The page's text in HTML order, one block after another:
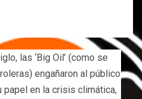
las ‘Big Oil’ (como se
engañaron al público
en la crisis climática,